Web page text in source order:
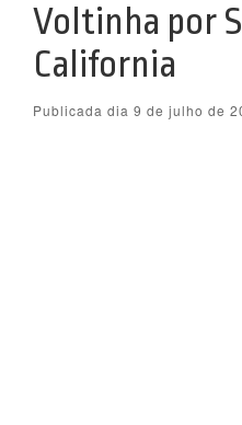
Voltinha por
California
Publicada dia 9 de julho de